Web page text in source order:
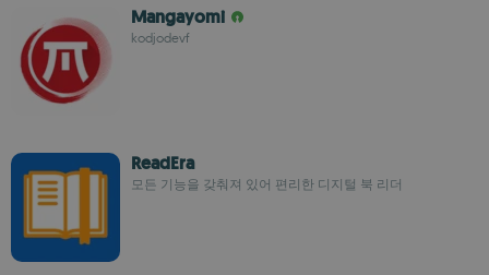
Mangayomi
kodjodevf
ReadEra
모든 기능을 갖춰져 있어 편리한 디지털 북 리더